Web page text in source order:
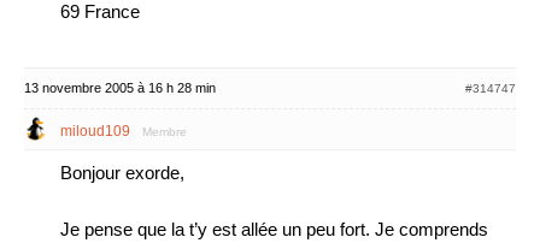
69 France
13 novembre 2005 à 16 h 28 min #314747
miloud109 Membre
Bonjour exorde,
Je pense que la t’y est allée un peu fort. Je comprends